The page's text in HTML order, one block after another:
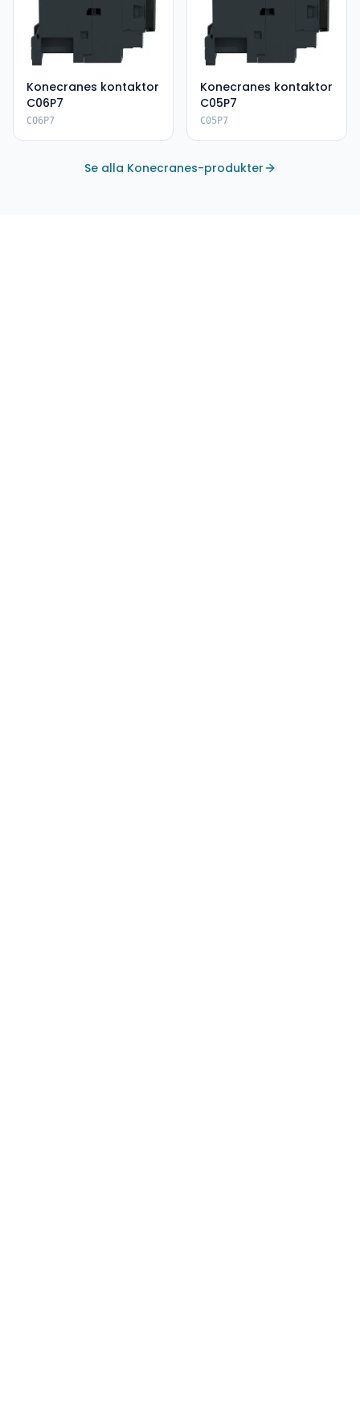
Konecranes kontaktor
C06P7
C06P7
Konecranes kontaktor
C05P7
C05P7
Se alla Konecranes-produkter